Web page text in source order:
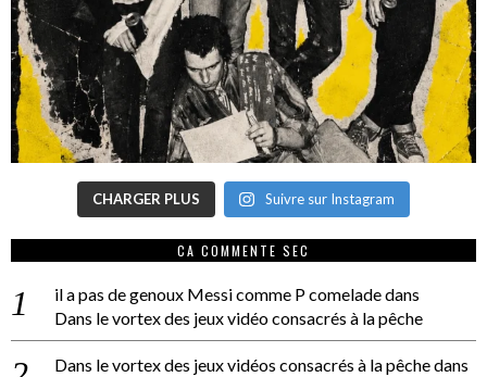
CHARGER PLUS Suivre sur Instagram
CA COMMENTE SEC
il a pas de genoux Messi comme P comeladedans
Dans le vortex des jeux vidéo consacrés à la pêche
Dans le vortex des jeux vidéos consacrés à la pêchedans